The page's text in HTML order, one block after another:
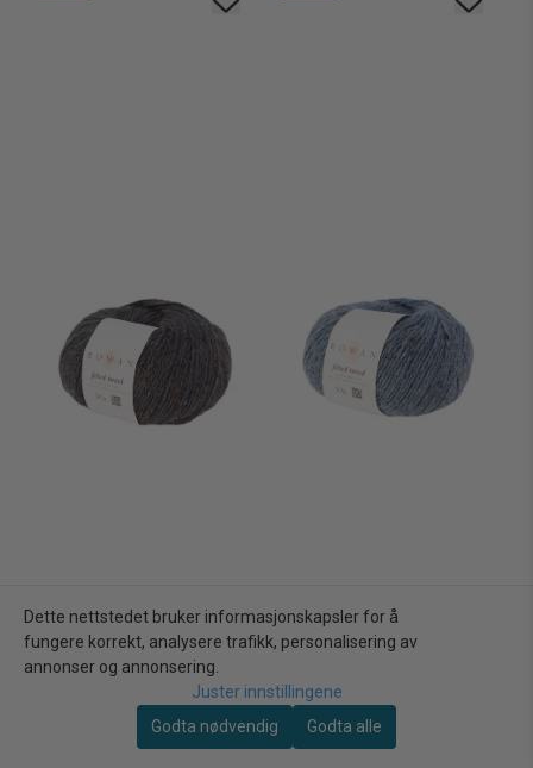
Dette nettstedet bruker informasjonskapsler for å
fungere korrekt, analysere trafikk, personalisering av
annonser og annonsering.
Juster innstillingene
Godta nødvendig
Godta alle